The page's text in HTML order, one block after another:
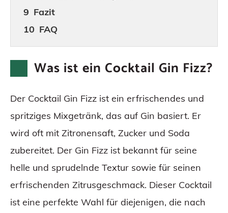
Fazit
FAQ
Was ist ein Cocktail Gin Fizz?
Der Cocktail Gin Fizz ist ein erfrischendes und
spritziges Mixgetränk, das auf Gin basiert. Er
wird oft mit Zitronensaft, Zucker und Soda
zubereitet. Der Gin Fizz ist bekannt für seine
helle und sprudelnde Textur sowie für seinen
erfrischenden Zitrusgeschmack. Dieser Cocktail
ist eine perfekte Wahl für diejenigen, die nach